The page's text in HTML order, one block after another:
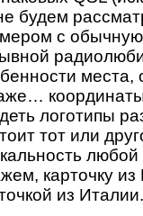
будем
с обычную
места,
логотипы
тот или
карточку
из Италии.